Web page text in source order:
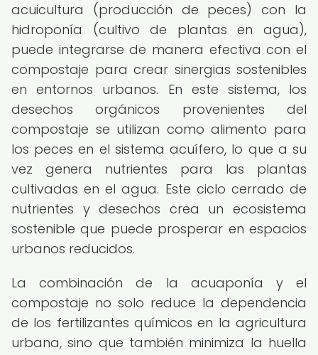
acuicultura (producción de peces) con la
hidroponía (cultivo de plantas en agua),
puede integrarse de manera efectiva con el
compostaje para crear sinergias sostenibles
en entornos urbanos. En este sistema, los
desechos orgánicos provenientes del
compostaje se utilizan como alimento para
los peces en el sistema acuífero, lo que a su
vez genera nutrientes para las plantas
cultivadas en el agua. Este ciclo cerrado de
nutrientes y desechos crea un ecosistema
sostenible que puede prosperar en espacios
urbanos reducidos.
La combinación de la acuaponía y el
compostaje no solo reduce la dependencia
de los fertilizantes químicos en la agricultura
urbana, sino que también minimiza la huella